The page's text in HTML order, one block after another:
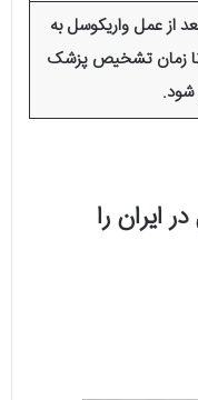
از عمل واریکوسل به
هفته یا تا زمان تشخیص پزشک
شود.
ایران را